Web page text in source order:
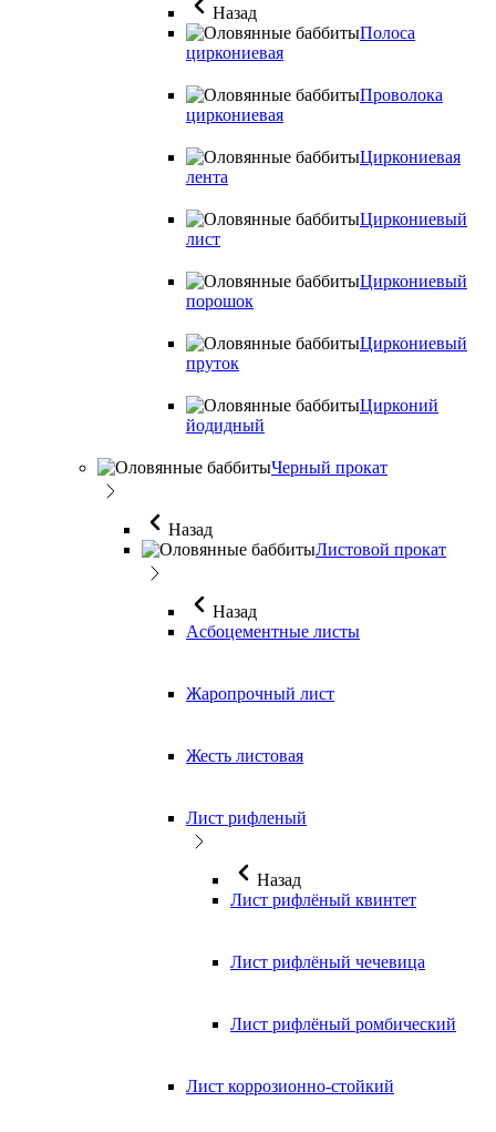
Назад
Полоса
циркониевая
Проволока
циркониевая
Циркониевая
лента
Циркониевый
лист
Циркониевый
порошок
Циркониевый
пруток
Цирконий
йодидный
Черный прокат
Назад
Листовой прокат
Назад
Асбоцементные листы
Жаропрочный лист
Жесть листовая
Лист рифленый
Назад
Лист рифлёный квинтет
Лист рифлёный чечевица
Лист рифлёный ромбический
Лист коррозионно-стойкий